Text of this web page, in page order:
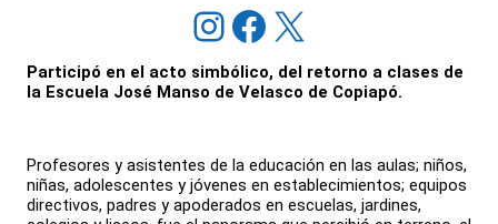
Instagram Facebook X
Participó en el acto simbólico, del retorno a clases de
la Escuela José Manso de Velasco de Copiapó.
Profesores y asistentes de la educación en las aulas; niños,
niñas, adolescentes y jóvenes en establecimientos; equipos
directivos, padres y apoderados en escuelas, jardines,